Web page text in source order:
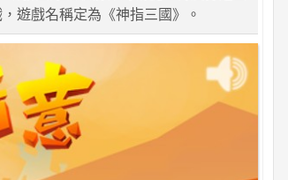
遊戲名稱定為《神指三國》。